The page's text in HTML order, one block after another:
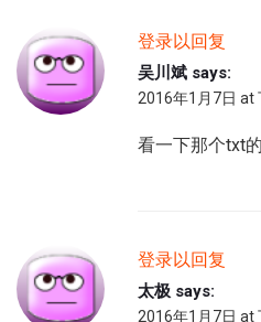
登录以回复
吴川斌 says:
2016年1月7日 at
看一下那个txt
登录以回复
太极 says:
2016年1月7日 at